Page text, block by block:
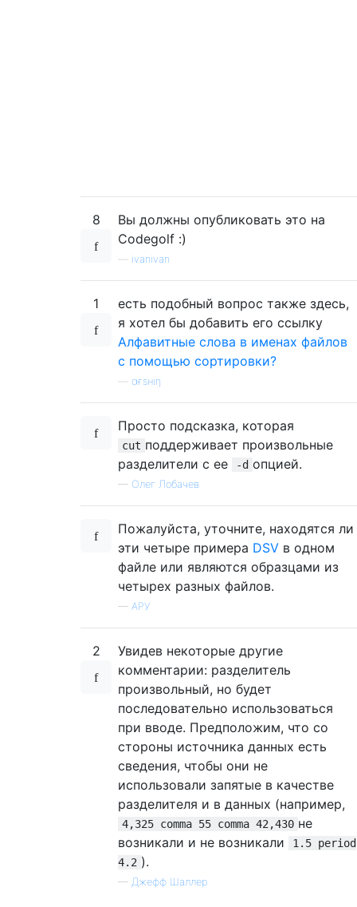
8
Вы должны опубликовать это на
Codegolf :)
ivanivan
1
есть подобный вопрос также здесь,
я хотел бы добавить его ссылку
Алфавитные слова в именах файлов
с помощью сортировки?
αғsнιη
Просто подсказка, которая
cut поддерживает произвольные
разделители с ее
-d опцией.
— Олег Лобачев
Пожалуйста, уточните, находятся ли
эти четыре примера DSV в одном
файле или являются образцами из
четырех разных файлов.
— АРУ
2
Увидев некоторые другие
комментарии: разделитель
произвольный, но будет
последовательно использоваться
при вводе. Предположим, что со
стороны источника данных есть
сведения, чтобы они не
использовали запятые в качестве
разделителя и в данных (например,
4,325 comma 55 comma 42,430 не
возникали и не возникали
1.5 period
4.2 ).
— Джефф Шаллер